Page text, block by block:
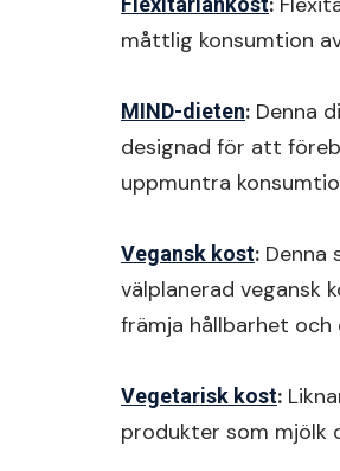
måttlig konsumtion
MIND-dieten: Denna
designad för att
uppmuntra
Vegansk kost: Denna
välplanerad vegansk
främja hållbarhet och
Vegetarisk kost:
produkter som mjölk